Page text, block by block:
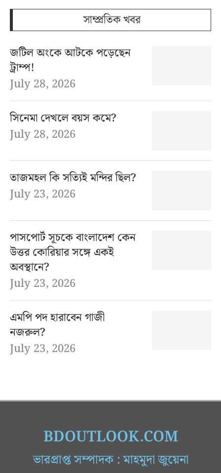
সাম্প্রতিক খবর
জটিল অংকে আটকে পড়েছেন
ট্রাম্প!
July 28, 2026
সিনেমা দেখলে বয়স কমে?
July 28, 2026
তাজমহল কি সত্যিই মন্দির ছিল?
July 23, 2026
পাসপোর্ট সূচকে বাংলাদেশ কেন
উত্তর কোরিয়ার সঙ্গে একই
অবস্থানে?
July 23, 2026
এমপি পদ হারাবেন গাজী
নজরুল?
July 23, 2026
BDOUTLOOK.COM
ভারপ্রাপ্ত সম্পাদক : মাহমুদা জুয়েনা